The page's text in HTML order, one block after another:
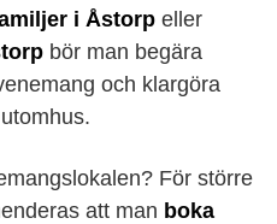
i Åstorp eller
bör man begära
och klargöra
För större
att man boka